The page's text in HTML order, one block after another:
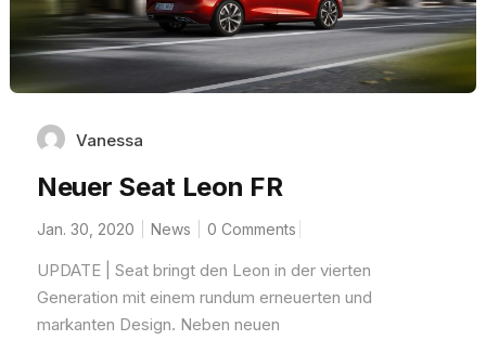
Vanessa
Neuer Seat Leon FR
Jan. 30, 2020 News 0 Comments
UPDATE | Seat bringt den Leon in der vierten
Generation mit einem rundum erneuerten und
markanten Design. Neben neuen